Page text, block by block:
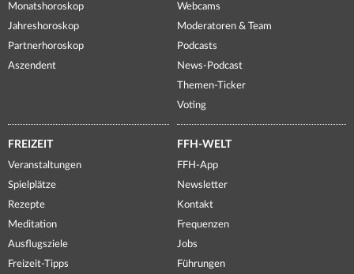
Monatshoroskop
Jahreshoroskop
Partnerhoroskop
Aszendent
Webcams
Moderatoren & Team
Podcasts
News-Podcast
Themen-Ticker
Voting
FREIZEIT
Veranstaltungen
Spielplätze
Rezepte
Meditation
Ausflugsziele
Freizeit-Tipps
FFH-WELT
FFH-App
Newsletter
Kontakt
Frequenzen
Jobs
Führungen